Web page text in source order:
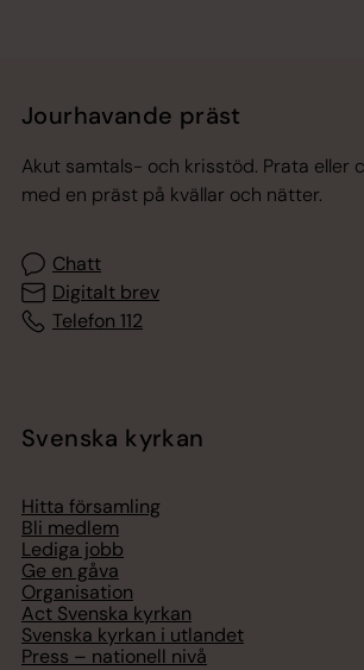
Jourhavande präst
Akut samtals- och krisstöd. Prata eller
med en präst på kvällar och nätter.
Chatt
Digitalt brev
Telefon 112
Svenska kyrkan
Hitta församling
Bli medlem
Lediga jobb
Ge en gåva
Organisation
Act Svenska kyrkan
Svenska kyrkan i utlandet
Press – nationell nivå